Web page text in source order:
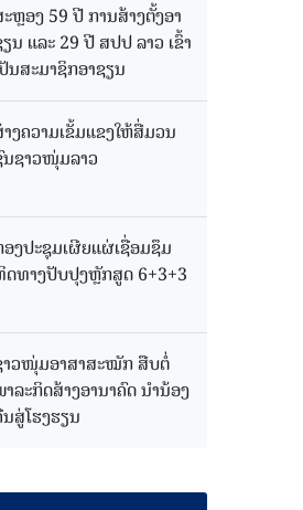
ຫຼອງ 59 ປີ ການສ້າງຕັ້ງອາ
ນ ແລະ 29 ປີ ສປປ ລາວ ເຂົ້າ
ນສະມາຊິກອາຊຽນ
ງຄວາມເຂັ້ມແຂງໃຫ້ສື່ມວນ
ຊາວໜຸ່ມລາວ
ງປະຊຸມເຜີຍແຜ່ເຊື່ອມຊຶມ
ທາງປັບປຸງຫຼັກສູດ 6+3+3
ວໜຸ່ມອາສາສະໝັກ ສືບຕໍ່
ລະກິດສ້າງອານາຄົດ ນໍານ້ອງ
ສູ່ໂຮງຮຽນ